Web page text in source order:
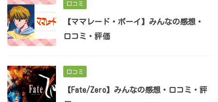
口コミ
【ママレード・ボーイ】みんなの感想・
口コミ・評価
口コミ
【Fate/Zero】みんなの感想・口コミ・評